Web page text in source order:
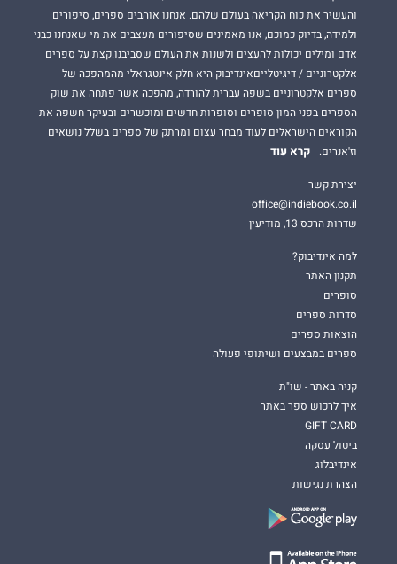
והעשיר את כוח הקריאה בעולם שלהם. אנחנו אוהבים ספרים, סיפורים
ולמידה, בדיוק כמוכם, אנו מאמינים שסיפורים מעצבים את מי שאנחנו כבני
אדם ומילים יכולות להעצים ולשנות את העולם שסביבנו.קצת על ספרים
אלקטרוניים / דיגיטלייםאינדיבוק היא חלק אינטגראלי מהמהפכה של
ספרים אלקטרוניים בשפה עברית להורדה, מהפכה אשר פתחה את שוק
הספרים בפני המון סופרים וסופרות חדשים ומוכשרים ובעיקר חשפה את
הקוראים הישראלים לעוד מבחר עצום ומרתק של ספרים בשלל נושאים
וז'אנרים.
קרא עוד
יצירת קשר
office@indiebook.co.il
שדרות הרכס 13, מודיעין
למה אינדיבוק?
תקנון האתר
סופרים
סדרות ספרים
הוצאות ספרים
ספרים במבצעים ושיתופי פעולה
קניה באתר - שו"ת
איך לרכוש ספר באתר
GIFT CARD
ביטול עסקה
אינדיבלוג
הצהרת נגישות